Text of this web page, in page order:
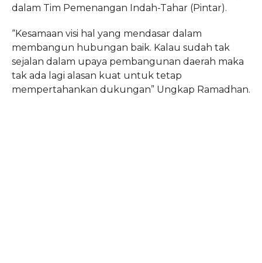
dalam Tim Pemenangan Indah-Tahar (Pintar).
“Kesamaan visi hal yang mendasar dalam
membangun hubungan baik. Kalau sudah tak
sejalan dalam upaya pembangunan daerah maka
tak ada lagi alasan kuat untuk tetap
mempertahankan dukungan” Ungkap Ramadhan.